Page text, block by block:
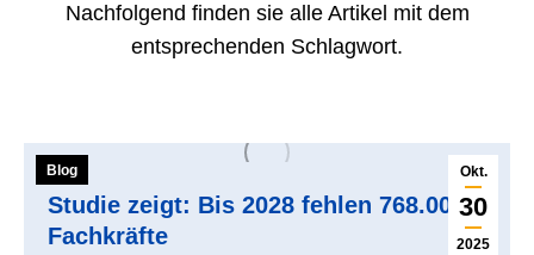
Nachfolgend finden sie alle Artikel mit dem
entsprechenden Schlagwort.
Okt.
30
2025
Blog
Studie zeigt: Bis 2028 fehlen 768.000
Fachkräfte